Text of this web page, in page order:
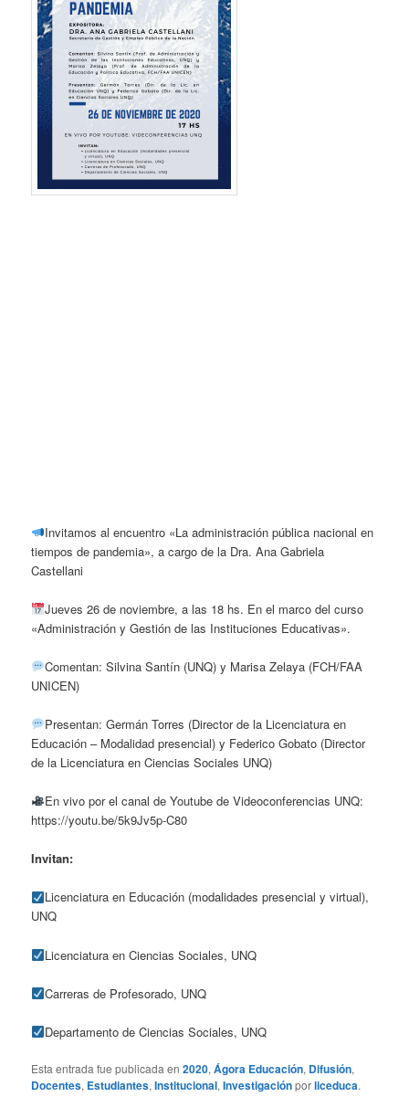
Invitamos al encuentro «La administración pública nacional en
tiempos de pandemia», a cargo de la Dra. Ana Gabriela
Castellani
Jueves 26 de noviembre, a las 18 hs. En el marco del curso
«Administración y Gestión de las Instituciones Educativas».
Comentan: Silvina Santín (UNQ) y Marisa Zelaya (FCH/FAA
UNICEN)
Presentan: Germán Torres (Director de la Licenciatura en
Educación – Modalidad presencial) y Federico Gobato (Director
de la Licenciatura en Ciencias Sociales UNQ)
En vivo por el canal de Youtube de Videoconferencias UNQ:
https://youtu.be/5k9Jv5p-C80
Invitan:
Licenciatura en Educación (modalidades presencial y virtual),
UNQ
Licenciatura en Ciencias Sociales, UNQ
Carreras de Profesorado, UNQ
Departamento de Ciencias Sociales, UNQ
Esta entrada fue publicada en2020,Ágora Educación, Difusión,
Docentes, Estudiantes,Institucional,Investigaciónporliceduca.